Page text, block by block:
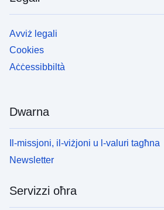
Avviż legali
Cookies
Aċċessibbiltà
Dwarna
Il-missjoni, il-viżjoni u l-valuri tagħna
Newsletter
Servizzi oħra